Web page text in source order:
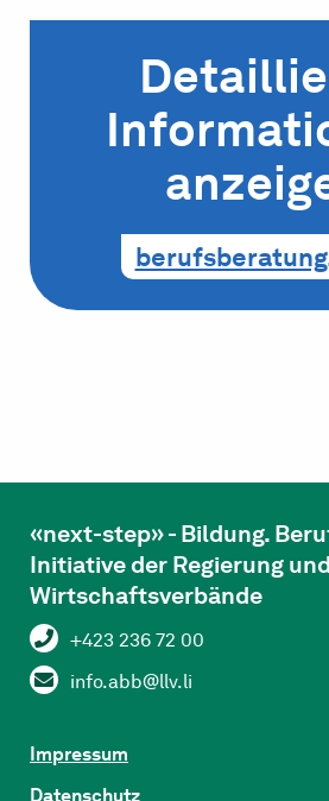
«next-step» - Bildung.
Initiative der Regierung
Wirtschaftsverbände
+423 236 72 00
info.abb@llv.li
Impressum
Datenschutz